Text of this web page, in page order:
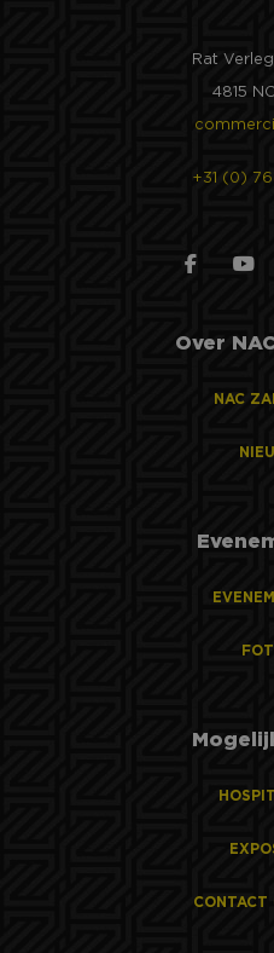
Rat
4815
+31 (0)
Over
NAC
CONTACT